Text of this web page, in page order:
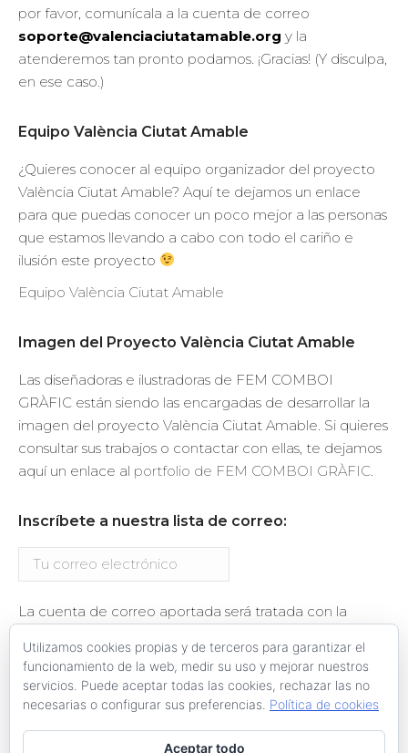
por favor, comunícala a la cuenta de correo
soporte@valenciaciutatamable.org y la
atenderemos tan pronto podamos. ¡Gracias! (Y disculpa,
en ese caso.)
Equipo València Ciutat Amable
¿Quieres conocer al equipo organizador del proyecto
València Ciutat Amable? Aquí te dejamos un enlace
para que puedas conocer un poco mejor a las personas
que estamos llevando a cabo con todo el cariño e
ilusión este proyecto
Equipo València Ciutat Amable
Imagen del Proyecto València Ciutat Amable
Las diseñadoras e ilustradoras de FEM COMBOI
GRÀFIC están siendo las encargadas de desarrollar la
imagen del proyecto València Ciutat Amable. Si quieres
consultar sus trabajos o contactar con ellas, te dejamos
aquí un enlace al portfolio de FEM COMBOI GRÀFIC
Inscríbete a nuestra lista de correo:
La cuenta de correo aportada será tratada con la
proyecto València Ciutat Amable. Se te enviará un
email de confirmación de la suscripción.
Utilizamos cookies propias y de terceros para garantizar el
funcionamiento de la web, medir su uso y mejorar nuestros
servicios. Puede aceptar todas las cookies, rechazar las no
necesarias o configurar sus preferencias. Política de cookies
Aceptar todo